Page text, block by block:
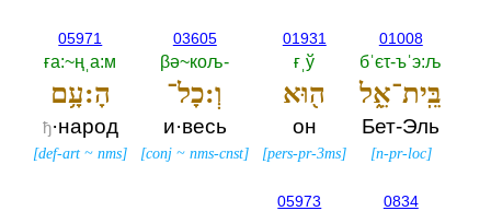
01008
бˈєτ-ъˈэ:љ
בֵּֽית־אֵ֑ל
Бет-Эль
[n-pr-loc]
01931
ғˌў
ה֖וּא
он
[pers-pr-3ms]
03605
βә~кољ-‎
וְ:כָל־
и·весь
[conj ~nms-cnst]
05971
ға:~ңˌа:м
הָ:עָ֥ם
ђ·народ
[def-art ~nms]
0834
05973